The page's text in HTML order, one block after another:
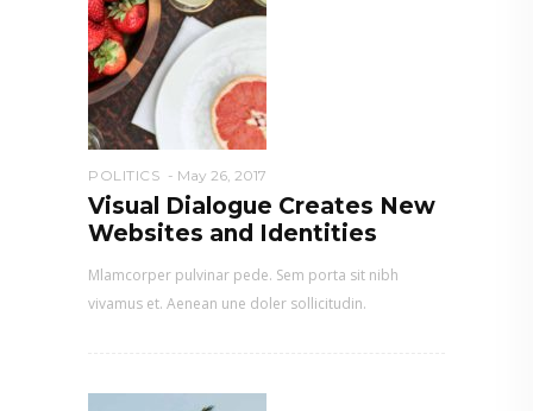
POLITICS May 26, 2017
Visual Dialogue Creates New
Websites and Identities
Mlamcorper pulvinar pede. Sem porta sit nibh
vivamus et. Aenean une doler sollicitudin.